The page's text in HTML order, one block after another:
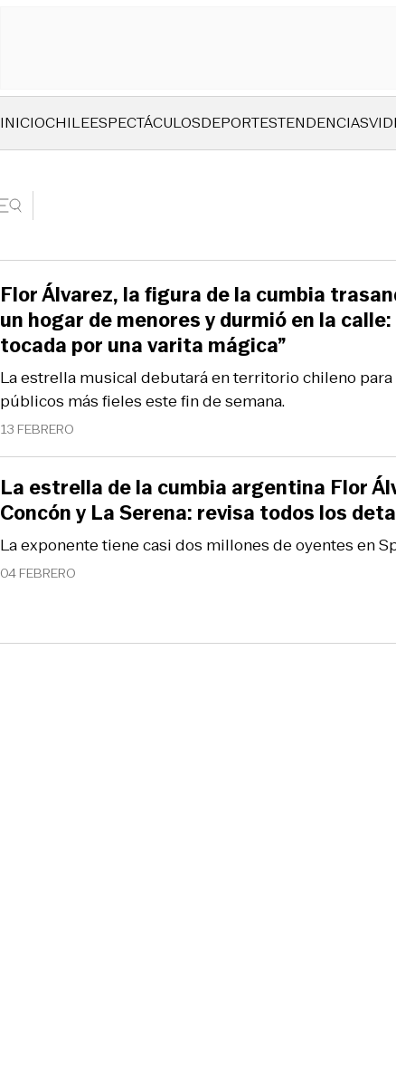
INICIOCHILEESPECTÁCULOSDEPORTESTENDENCIAS
13 FEBRERO
La estrella musical debutará en territorio chileno para
públicos más fieles este fin de semana.
Flor Álvarez, la figura de la cumbia
un hogar de menores y durmió en la
tocada por una varita mágica”
04 FEBRERO
La exponente tiene casi dos millones de oyentes en
La estrella de la cumbia argentina Flor
Concón y La Serena: revisa todos los